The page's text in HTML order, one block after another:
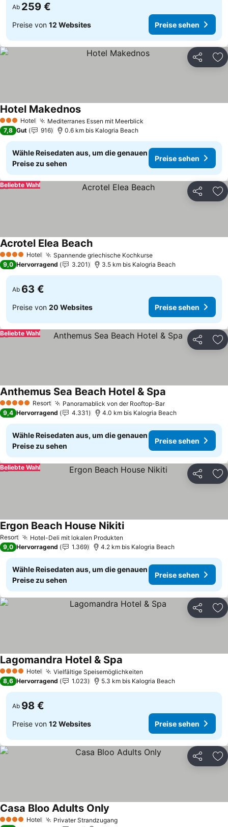
Ab 259 €
Preise von 12 Websites Preise sehen
Teilen
3 SterneHotel Mediterranes Essen mit Meerblick
Hotel MakednosPreise sehen
7,8 Gut 916 0.6 km bis Kalogria Beach
Wähle Reisedaten aus, um die genauen
Preise zu sehen
Preise sehen
Teilen
Beliebte Wahl
4 Sterne Hotel Spannende griechische KochkursePreise sehen
Acrotel Elea BeachPreise sehen
9,0 Hervorragend 3.201 3.5 km bis Kalogria Beach
Ab 63 €
Preise von 20 Websites Preise sehen
Teilen
Beliebte Wahl
5 Sterne Resort Panoramablick von der Rooftop-BarPreise sehen
Anthemus Sea Beach Hotel & Spa
9,4 Hervorragend 4.331 4.0 km bis Kalogria Beach
Wähle Reisedaten aus, um die genauen
Preise zu sehen
Preise sehen
Teilen
Beliebte Wahl
Resort Hotel-Deli mit lokalen Produkten
Ergon Beach House NikitiPreise sehen
9,0 Hervorragend 1.369 4.2 km bis Kalogria Beach
Wähle Reisedaten aus, um die genauen
Preise zu sehen
Preise sehen
Teilen
4 Sterne Hotel Vielfältige Speisemöglichkeiten
Lagomandra Hotel & Spa
8,6 Hervorragend 1.023 5.3 km bis Kalogria Beach
Ab 98 €
Preise von 12 Websites Preise sehen
Teilen
4 Sterne Hotel Privater StrandzugangPreise sehen
Casa Bloo Adults Only